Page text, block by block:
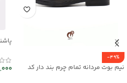
-49%
نیم بوت مردانه تمام چرم بند دار کد